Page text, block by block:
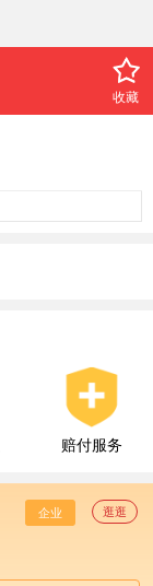
收藏
赔付服务
企业 逛逛